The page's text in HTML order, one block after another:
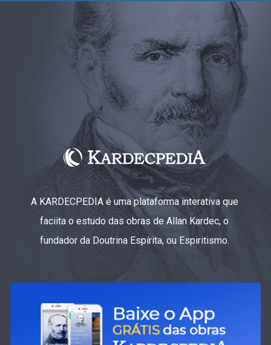
A KARDECPEDIA é uma plataforma interativa que
faciita o estudo das obras de Allan Kardec, o
fundador da Doutrina Espírita, ou Espiritismo.